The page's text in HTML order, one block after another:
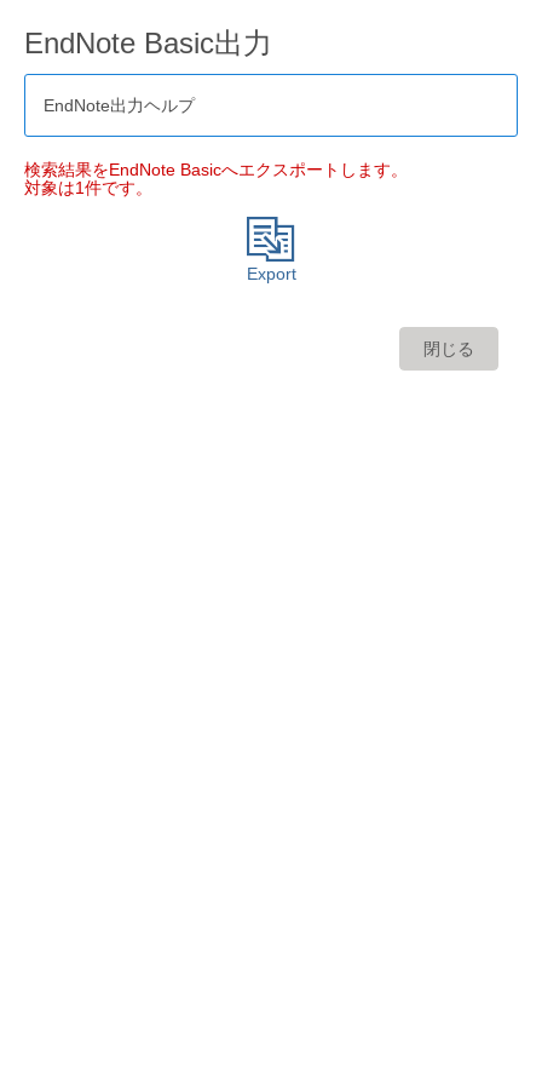
EndNote Basic出力
EndNote出力ヘルプ
検索結果をEndNote Basicへエクスポートします。
対象は1件です。
Export